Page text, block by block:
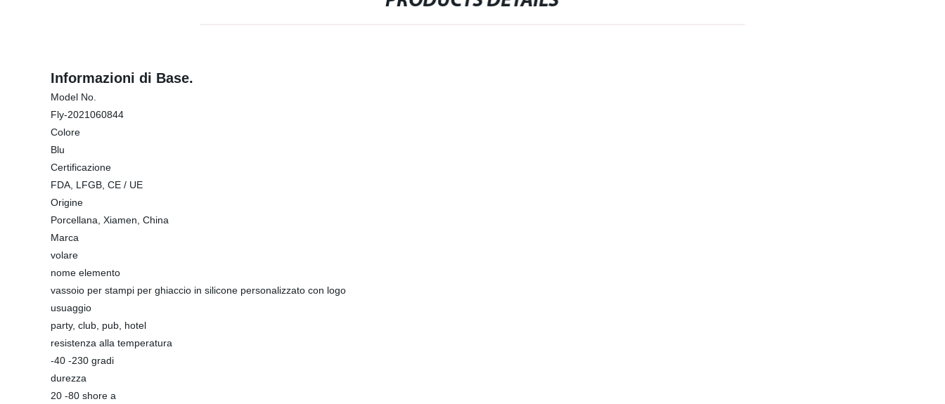
Informazioni di Base.
Model No.
Fly-2021060844
Colore
Blu
Certificazione
FDA, LFGB, CE / UE
Origine
Porcellana, Xiamen, China
Marca
volare
nome elemento
vassoio per stampi per ghiaccio in silicone personalizzato con logo
usuaggio
party, club, pub, hotel
resistenza alla temperatura
-40 -230 gradi
durezza
20 -80 shore a